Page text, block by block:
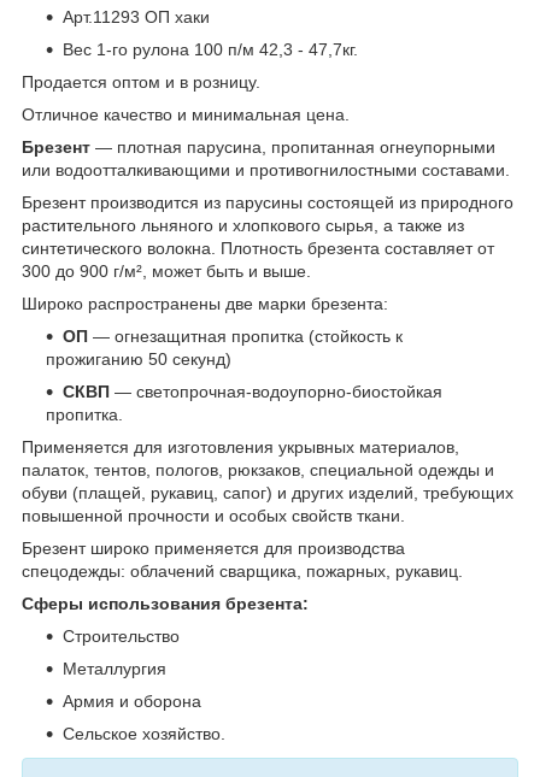
Арт.11293 ОП хаки
Вес 1-го рулона 100 п/м 42,3 - 47,7кг.
Продается оптом и в розницу.
Отличное качество и минимальная цена.
Брезент — плотная парусина, пропитанная огнеупорными
или водоотталкивающими и противогнилостными составами.
Брезент производится из парусины состоящей из природного
растительного льняного и хлопкового сырья, а также из
синтетического волокна. Плотность брезента составляет от
300 до 900 г/м², может быть и выше.
Широко распространены две марки брезента:
ОП — огнезащитная пропитка (стойкость к
прожиганию 50 секунд)
СКВП — светопрочная-водоупорно-биостойкая
пропитка.
Применяется для изготовления укрывных материалов,
палаток, тентов, пологов, рюкзаков, специальной одежды и
обуви (плащей, рукавиц, сапог) и других изделий, требующих
повышенной прочности и особых свойств ткани.
Брезент широко применяется для производства
спецодежды: облачений сварщика, пожарных, рукавиц.
Сферы использования брезента:
Строительство
Металлургия
Армия и оборона
Сельское хозяйство.